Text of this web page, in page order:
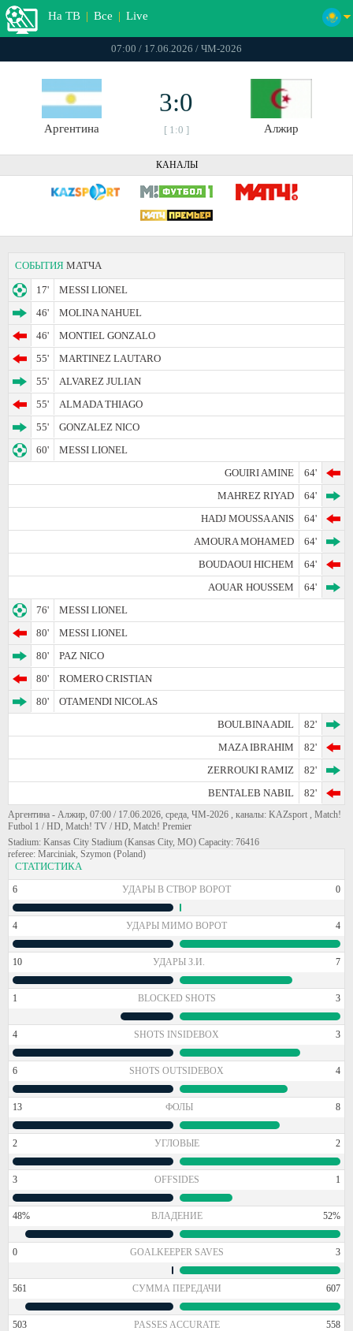
На ТВ | Все | Live
07:00 / 17.06.2026 / ЧМ-2026
Аргентина
3:0
[ 1:0 ] Алжир
КАНАЛЫ
СОБЫТИЯ МАТЧА
17'
MESSI LIONEL
46'
MOLINA NAHUEL
46'
MONTIEL GONZALO
55'
MARTINEZ LAUTARO
55'
ALVAREZ JULIAN
55'
ALMADA THIAGO
55'
GONZALEZ NICO
60'
MESSI LIONEL
GOUIRI AMINE
64'
MAHREZ RIYAD
64'
HADJ MOUSSA ANIS
64'
AMOURA MOHAMED
64'
BOUDAOUI HICHEM
64'
AOUAR HOUSSEM
64'
76'
MESSI LIONEL
80'
MESSI LIONEL
80'
PAZ NICO
80'
ROMERO CRISTIAN
80'
OTAMENDI NICOLAS
BOULBINA ADIL
82'
MAZA IBRAHIM
82'
ZERROUKI RAMIZ
82'
BENTALEB NABIL
82'
Аргентина - Алжир, 07:00 / 17.06.2026, среда, ЧМ-2026 , каналы: KAZsport , Match!
Futbol 1 / HD, Match! TV / HD, Match! Premier
Stadium: Kansas City Stadium (Kansas City, MO) Capacity: 76416
referee: Marciniak, Szymon (Poland)
СТАТИСТИКА
6 УДАРЫ В СТВОР ВОРОТ 0
4 УДАРЫ МИМО ВОРОТ 4
10 УДАРЫ З.И. 7
1 BLOCKED SHOTS 3
4 SHOTS INSIDEBOX 3
6 SHOTS OUTSIDEBOX 4
13 ФОЛЫ 8
2 УГЛОВЫЕ 2
3 OFFSIDES 1
48% ВЛАДЕНИЕ 52%
0 GOALKEEPER SAVES 3
561 СУММА ПЕРЕДАЧИ 607
503 PASSES ACCURATE 558